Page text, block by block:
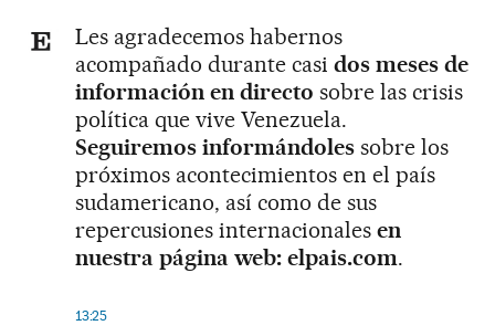
Les agradecemos habernos
acompañado durante casi dos meses de
información en directo sobre las crisis
política que vive Venezuela.
Seguiremos informándoles sobre los
próximos acontecimientos en el país
sudamericano, así como de sus
repercusiones internacionales en
nuestra página web: elpais.com.
13:25